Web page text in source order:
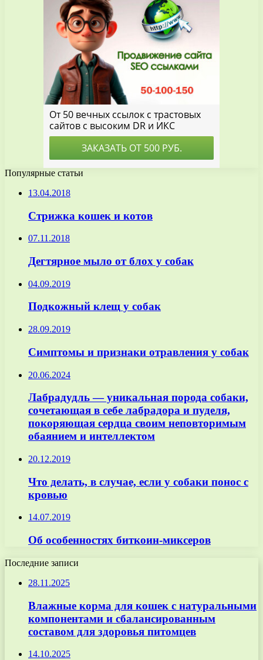
Популярные статьи
13.04.2018
Стрижка кошек и котов
07.11.2018
Дегтярное мыло от блох у собак
04.09.2019
Подкожный клещ у собак
28.09.2019
Симптомы и признаки отравления у собак
20.06.2024
Лабрадудль — уникальная порода собаки,
сочетающая в себе лабрадора и пуделя,
покоряющая сердца своим неповторимым
обаянием и интеллектом
20.12.2019
Что делать, в случае, если у собаки понос с
кровью
14.07.2019
Об особенностях биткоин-миксеров
Последние записи
28.11.2025
Влажные корма для кошек с натуральными
компонентами и сбалансированным
составом для здоровья питомцев
14.10.2025